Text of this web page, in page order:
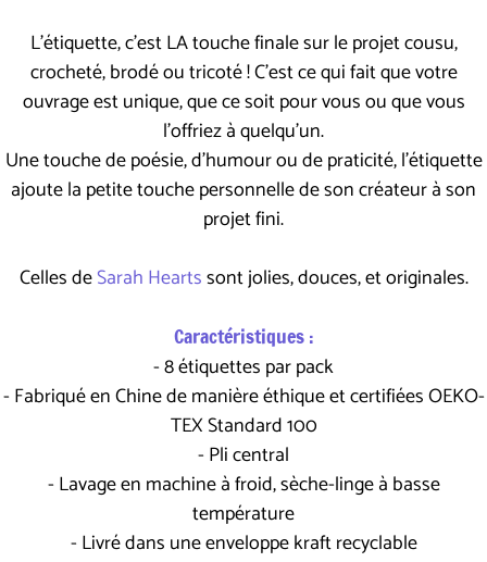
L'étiquette, c'est LA touche finale sur le projet cousu,
crocheté, brodé ou tricoté ! C'est ce qui fait que votre
ouvrage est unique, que ce soit pour vous ou que vous
l'offriez à quelqu'un.
Une touche de poésie, d'humour ou de praticité, l'étiquette
ajoute la petite touche personnelle de son créateur à son
projet fini.
Celles deSarah Heartssont jolies, douces, et originales.
Caractéristiques :
- 8 étiquettes par pack
- Fabriqué en Chine de manière éthique et certifiées OEKO-
TEX Standard 100
- Pli central
- Lavage en machine à froid, sèche-linge à basse
température
- Livré dans une enveloppe kraft recyclable